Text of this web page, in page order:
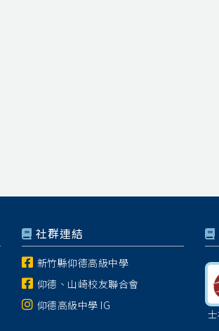
社群連結
新竹縣仰德高級中學
仰德、山崎校友聯合會
仰德高級中學 IG